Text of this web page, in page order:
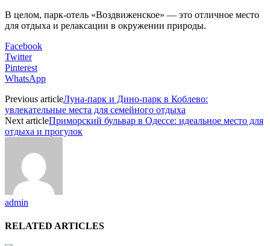
В целом, парк-отель «Воздвиженское» — это отличное место
для отдыха и релаксации в окружении природы.
Facebook
Twitter
Pinterest
WhatsApp
Previous articleЛуна-парк и Дино-парк в Коблево:
увлекательные места для семейного отдыха
Next articleПриморский бульвар в Одессе: идеальное место для
отдыха и прогулок
admin
RELATED ARTICLES